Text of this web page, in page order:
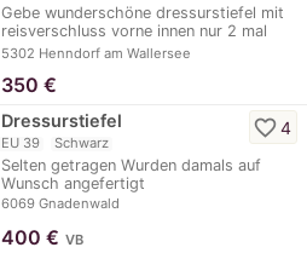
Gebe wunderschöne dressurstiefel mit
reisverschluss vorne innen nur 2 mal
getragen…
5302 Henndorf am Wallersee
350 €
Dressurstiefel
EU 39 Schwarz
Selten getragen Wurden damals auf
Wunsch angefertigt
6069 Gnadenwald
favorite_border4
400 € VB